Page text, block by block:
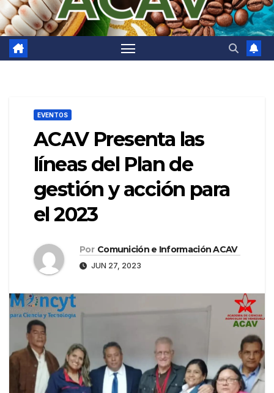
EVENTOS
ACAV Presenta las
líneas del Plan de
gestión y acción para
el 2023
Por Comunición e Información ACAV
JUN 27, 2023